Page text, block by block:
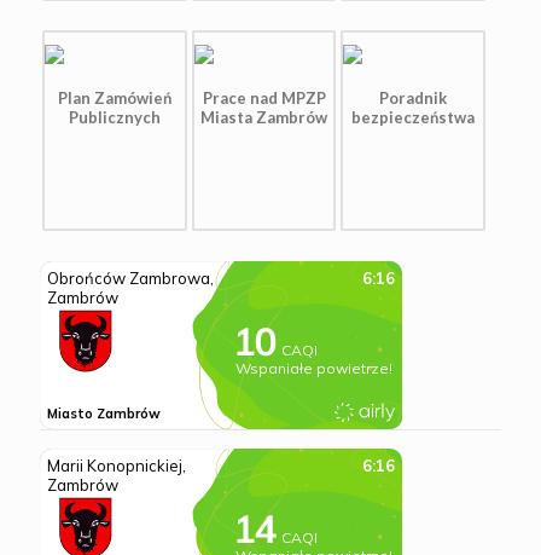
Plan Zamówień
Publicznych
Prace nad MPZP
Miasta Zambrów
Poradnik
bezpieczeństwa